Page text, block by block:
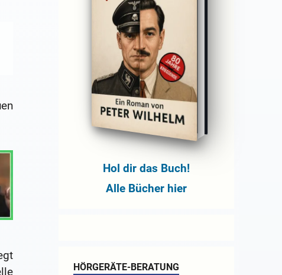
Hol dir das Buch!
Alle Bücher hier
HÖRGERÄTE-BERATUNG